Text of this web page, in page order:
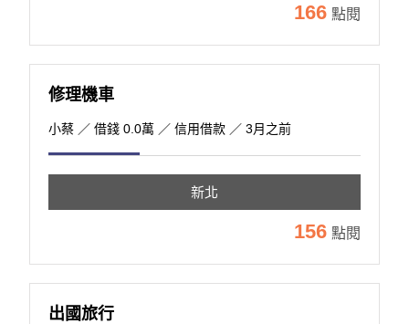
166 點閱
修理機車
小蔡 ／ 借錢 0.0萬 ／ 信用借款 ／ 3月之前
新北
156 點閱
出國旅行